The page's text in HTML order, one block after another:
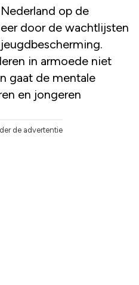
op de
door de wachtlijsten
in armoede niet
gaat de mentale
en jongeren
de advertentie